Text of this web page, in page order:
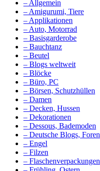
– Allgemein
– Amigurumi, Tiere
– Applikationen
– Auto, Motorrad
– Basisgarderobe
– Bauchtanz
– Beutel
– Blogs weltweit
– Blöcke
– Büro, PC
– Börsen, Schutzhüllen
– Damen
– Decken, Hussen
– Dekorationen
– Dessous, Bademoden
– Deutsche Blogs, Foren
– Engel
– Filzen
– Flaschenverpackungen